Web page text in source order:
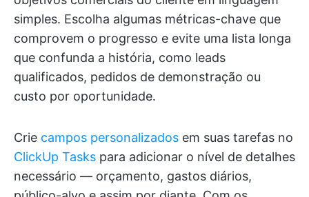
simples. Escolha algumas métricas-chave que
comprovem o progresso e evite uma lista longa
que confunda a história, como leads
qualificados, pedidos de demonstração ou
custo por oportunidade.
Crie campos personalizados em suas tarefas no
ClickUp Tasks para adicionar o nível de detalhes
necessário — orçamento, gastos diários,